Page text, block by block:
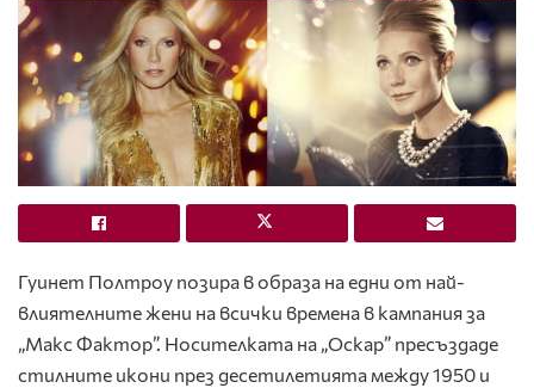
Гуинет Полтроу позира в образа на едни от най-
влиятелните жени на всички времена в кампания за
„Макс Фактор”. Носителката на „Оскар” пресъздаде
стилните икони през десетилетията между 1950 и